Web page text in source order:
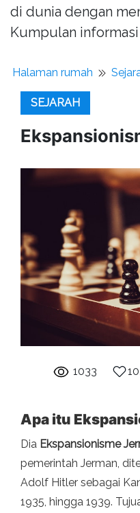
di dunia dengan
Kumpulan
Halaman rumah
SEJARAH
1033
Apa itu
Dia Ekspansionisme
pemerintah Jerman,
Adolf Hitler sebagai
1935, hingga 1939.